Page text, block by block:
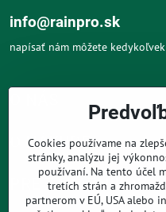
info@rainpro.sk
napísať nám môžete kedykoľvek
O NÁKUPE
PRE ZÁKAZNÍKOV
Cookies používame na
stránky, analýzu jej
používaní. Na tento účel
tretích strán a
partnerom v EÚ, USA alebo